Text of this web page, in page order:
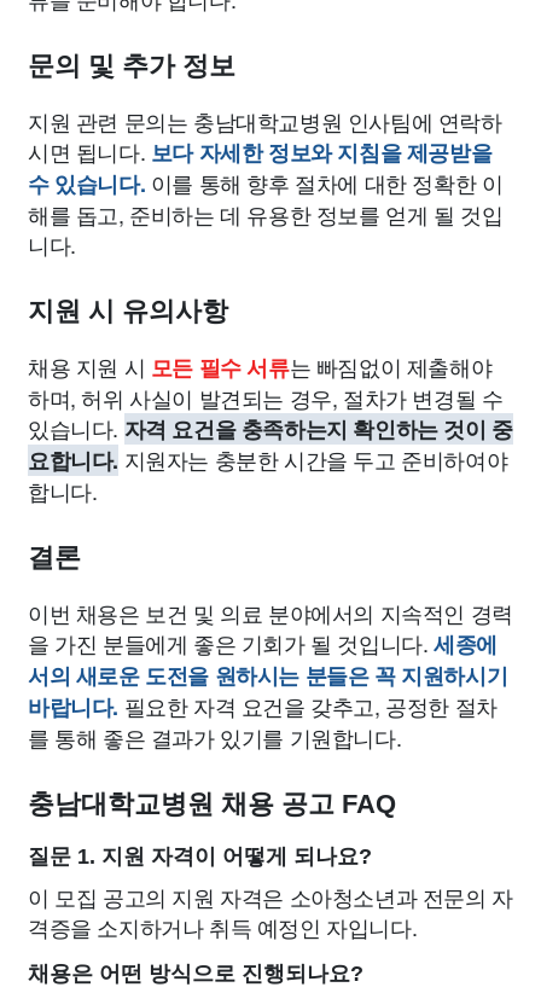
문의 및 추가 정보
지원 관련 문의는 충남대학교병원 인사팀에 연락하
시면 됩니다. 보다 자세한 정보와 지침을 제공받을
수 있습니다. 이를 통해 향후 절차에 대한 정확한 이
해를 돕고, 준비하는 데 유용한 정보를 얻게 될 것입
니다.
지원 시 유의사항
채용 지원 시 모든 필수 서류는 빠짐없이 제출해야
하며, 허위 사실이 발견되는 경우, 절차가 변경될 수
있습니다. 자격 요건을 충족하는지 확인하는 것이 중
요합니다. 지원자는 충분한 시간을 두고 준비하여야
합니다.
결론
이번 채용은 보건 및 의료 분야에서의 지속적인 경력
을 가진 분들에게 좋은 기회가 될 것입니다.세종에
서의 새로운 도전을 원하시는 분들은 꼭 지원하시기
바랍니다. 필요한 자격 요건을 갖추고, 공정한 절차
를 통해 좋은 결과가 있기를 기원합니다.
충남대학교병원 채용 공고 FAQ
질문 1. 지원 자격이 어떻게 되나요?
이 모집 공고의 지원 자격은 소아청소년과 전문의 자
격증을 소지하거나 취득 예정인 자입니다.
채용은 어떤 방식으로 진행되나요?